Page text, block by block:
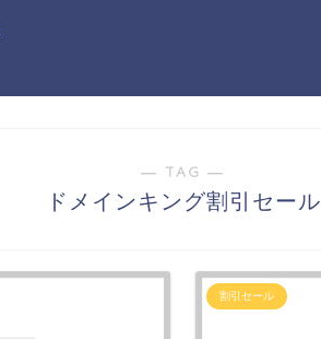
― TAG ―
ドメインキング割引セール
割引セール